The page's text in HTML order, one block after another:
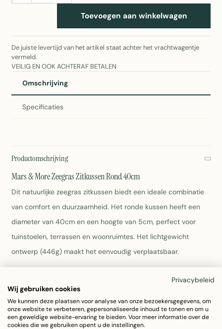
Toevoegen aan winkelwagen
De juiste levertijd van het artikel staat achter het vrachtwagentje
vermeld.
VEILIG EN OOK ACHTERAF BETALEN
Omschrijving
Specificaties
Productomschrijving
Mars & More Zeegras Zitkussen Rond 40cm
Dit natuurlijke zeegras zitkussen biedt een ideale combinatie
van comfort en duurzaamheid. Het ronde kussen heeft een
diameter van 40cm en een hoogte van 5cm, perfect voor
tuinstoelen, terrassen en woonruimtes. Het lichtgewicht
ontwerp (446g) maakt het eenvoudig verplaatsbaar.
Afmetingen: 40x40x5cm
Kleur: Bruin
Lichtgewicht en ergonomisch
Ideaal voor buiten- en binnengebruik
Privacybeleid
Wij gebruiken cookies
We kunnen deze plaatsen voor analyse van onze bezoekersgegevens, om
onze website te verbeteren, gepersonaliseerde inhoud te tonen en om u
een geweldige website-ervaring te bieden. Voor meer informatie over de
cookies die we gebruiken opent u de instellingen.